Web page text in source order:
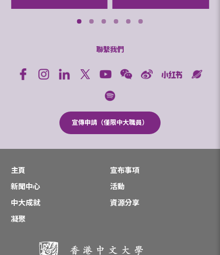
聯繫我們
宣傳申請（僅限中大職員）
主頁
宣布事項
新聞中心
活動
中大成就
資源分享
凝聚